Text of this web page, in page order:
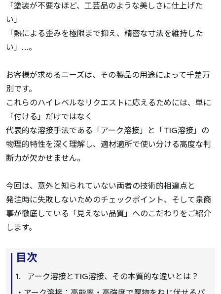
「塗装が不要なほど、工芸品のような美しさに仕上げた
い」
「熱による歪みを極限まで抑え、精密な寸法を維持した
い」…。
お客様が求めるニーズは、その製品の用途によって千差万
別です。
これらのハイレベルなリクエストに応えるためには、単に
「付ける」だけではなく
代表的な溶接手法である「アーク溶接」と「TIG溶接」の
物理的特性を深く理解し、適材適所で使い分ける高度な判
断力が欠かせません。
今回は、意外と知られていない両者の技術的相違点と
発注時に失敗しないためのチェックポイント、そして泉商
事が徹底している「見えない品質」へのこだわりをご紹介
します。
目次
アーク溶接とTIG溶接、その本質的な違いとは？